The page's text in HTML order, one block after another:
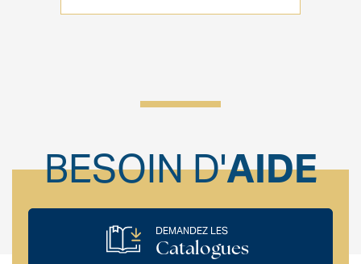
BESOIN D'AIDE
DEMANDEZ LES
Catalogues